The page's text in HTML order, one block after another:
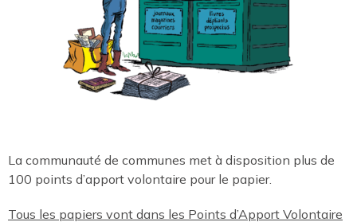
La communauté de communes met à disposition plus de
100 points d’apport volontaire pour le papier.
Tous les papiers vont dans les Points d’Apport Volontaire